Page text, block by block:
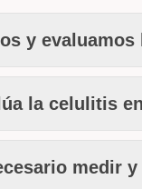
y
la celulitis
medir